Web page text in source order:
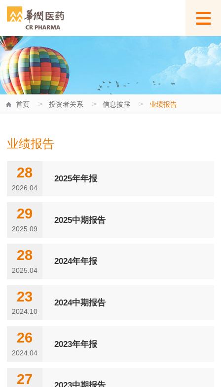
首页 > 投资者关系 > 信息披露 > 业绩报告
业绩报告
2025年年报
28
2026.04
2025中期报告
29
2025.09
2024年年报
28
2025.04
2024中期报告
23
2024.10
2023年年报
26
2024.04
27